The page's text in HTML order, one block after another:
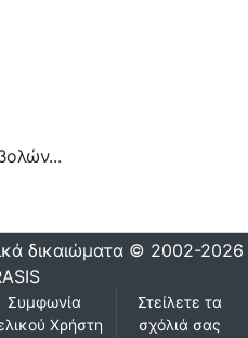
δικαιώματα © 2002-2026
Συμφωνία
Χρήστη
Στείλετε τα
σχόλιά σας